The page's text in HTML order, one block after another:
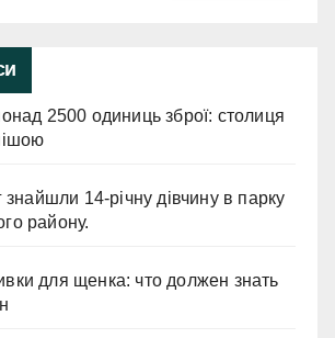
2500 одиниць зброї: столиця
знайшли 14-річну дівчину в парку
району.
для щенка: что должен знать